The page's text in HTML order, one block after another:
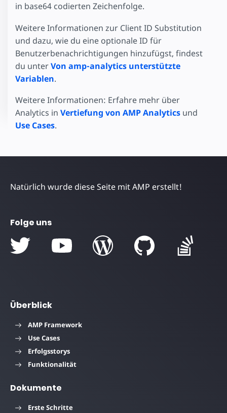
in base64 codierten Zeichenfolge.
Weitere Informationen zur Client ID Substitution
und dazu, wie du eine optionale ID für
Benutzerbenachrichtigungen hinzufügst, findest
du unterVon amp-analytics unterstützte
Variablen.
Weitere Informationen: Erfahre mehr über
Analytics in Vertiefung von AMP Analytics und
Use Cases.
Natürlich wurde diese Seite mit AMP erstellt!
Folge uns
Überblick
AMP Framework
Use Cases
Erfolgsstorys
Funktionalität
Dokumente
Erste Schritte